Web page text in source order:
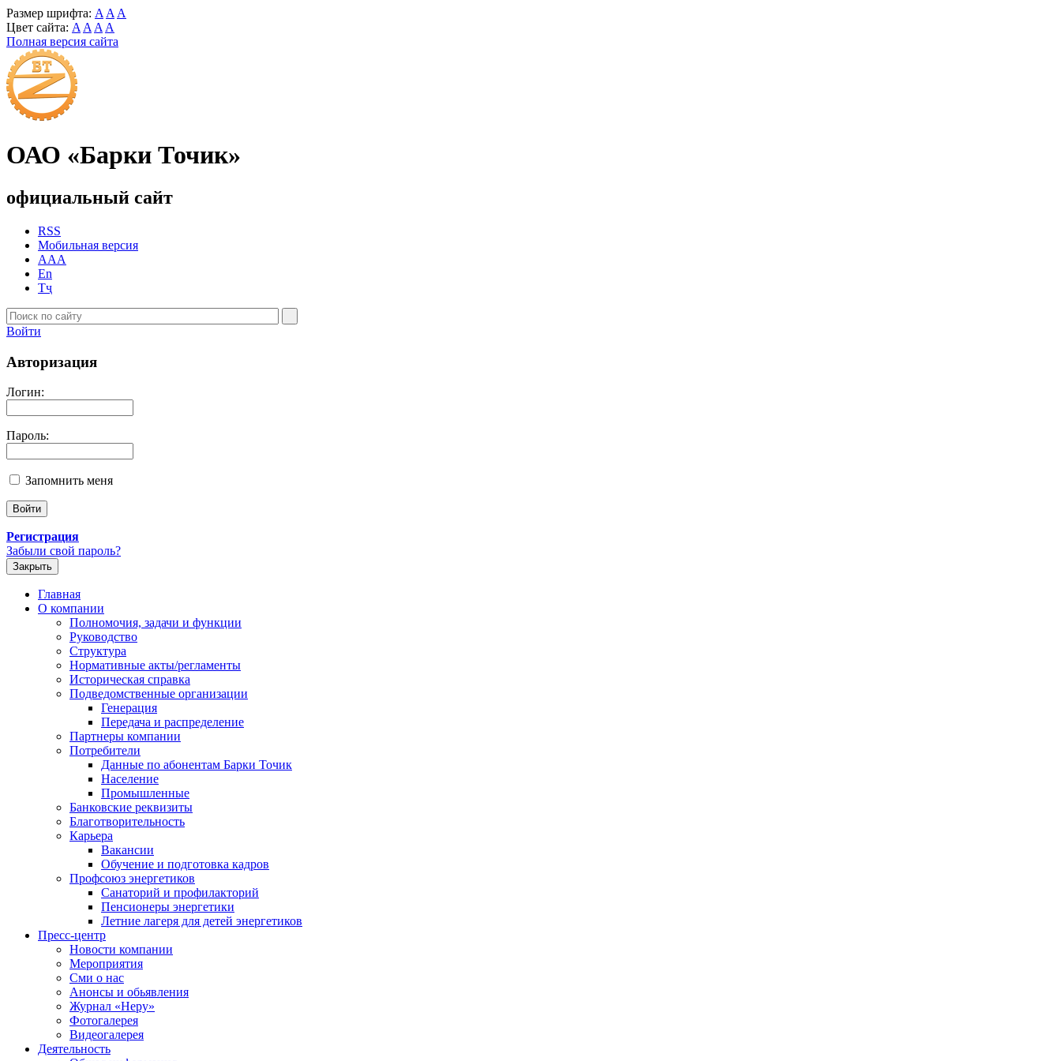
Размер шрифта: A A A
Цвет сайта: A A A A
Полная версия сайта
ОАО «Барки Точик»
официальный сайт
RSS
Мобильная версия
AAA
En
Тҷ
Войти
Авторизация
Логин:
Пароль:
Запомнить меня
Регистрация
Забыли свой пароль?
Закрыть
Главная
О компании
Полномочия, задачи и функции
Руководство
Структура
Нормативные акты/регламенты
Историческая справка
Подведомственные организации
Генерация
Передача и распределение
Партнеры компании
Потребители
Данные по абонентам Барки Точик
Население
Промышленные
Банковские реквизиты
Благотворительность
Карьера
Вакансии
Обучение и подготовка кадров
Профсоюз энергетиков
Санаторий и профилакторий
Пенсионеры энергетики
Летние лагеря для детей энергетиков
Пресс-центр
Новости компании
Мероприятия
Сми о нас
Анонсы и обьявления
Журнал «Неру»
Фотогалерея
Видеогалерея
Деятельность